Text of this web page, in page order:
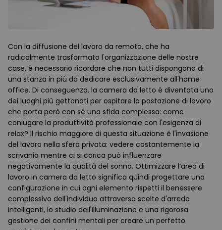
Con la diffusione del lavoro da remoto, che ha
radicalmente trasformato l'organizzazione delle nostre
case, è necessario ricordare che non tutti dispongono di
una stanza in più da dedicare esclusivamente all'home
office. Di conseguenza, la camera da letto è diventata uno
dei luoghi più gettonati per ospitare la postazione di lavoro
che porta però con sé una sfida complessa: come
coniugare la produttività professionale con l'esigenza di
relax? Il rischio maggiore di questa situazione è l'invasione
del lavoro nella sfera privata: vedere costantemente la
scrivania mentre ci si corica può influenzare
negativamente la qualità del sonno. Ottimizzare l’area di
lavoro in camera da letto significa quindi progettare una
configurazione in cui ogni elemento rispetti il benessere
complessivo dell'individuo attraverso scelte d'arredo
intelligenti, lo studio dell'illuminazione e una rigorosa
gestione dei confini mentali per creare un perfetto